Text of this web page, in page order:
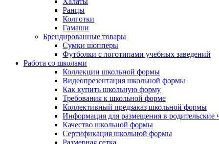
Ранцы
Колготки
Гамаши
Брендированные товары
Сумки шопперы
Футболки с логотипами учебных заведений
Работа со школами
Коллекции школьной формы
Видеопрезентация школьной формы
Как купить школьную форму
Требования к школьной форме
Коллективный предзаказ школьной формы
Информация для размещения в родительские
Качество школьной формы
Сертификация школьной формы
Размерная сетка